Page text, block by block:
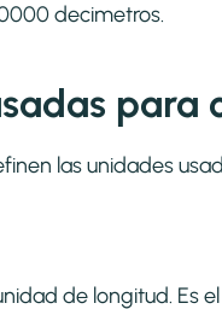
decimetros.
para
las unidades
de longitud. Es